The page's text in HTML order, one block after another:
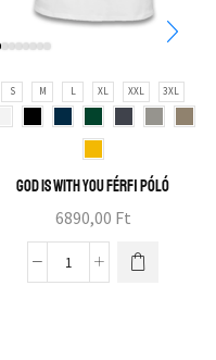
S M L XL XXL 3XL
God is with you férfi póló
6890,00 Ft